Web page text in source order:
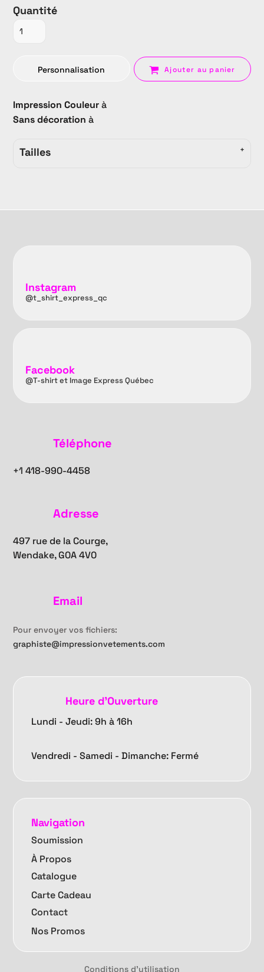
Quantité
Personnalisation Ajouter au panier
Impression Couleurà
Sans décoration à
Tailles
Instagram
@t_shirt_express_qc
Facebook
@T-shirt et Image Express Québec
Téléphone
+1418-990-4458
Adresse
497 rue de la Courge,
Wendake, G0A 4V0
Email
Pour envoyer vos fichiers:
graphiste@impressionvetements.com
Heure d'Ouverture
Lundi - Jeudi: 9h à 16h
Vendredi -Samedi - Dimanche: Fermé
Navigation
Soumission
À Propos
Catalogue
Carte Cadeau
Contact
Nos Promos
Conditions d'utilisation